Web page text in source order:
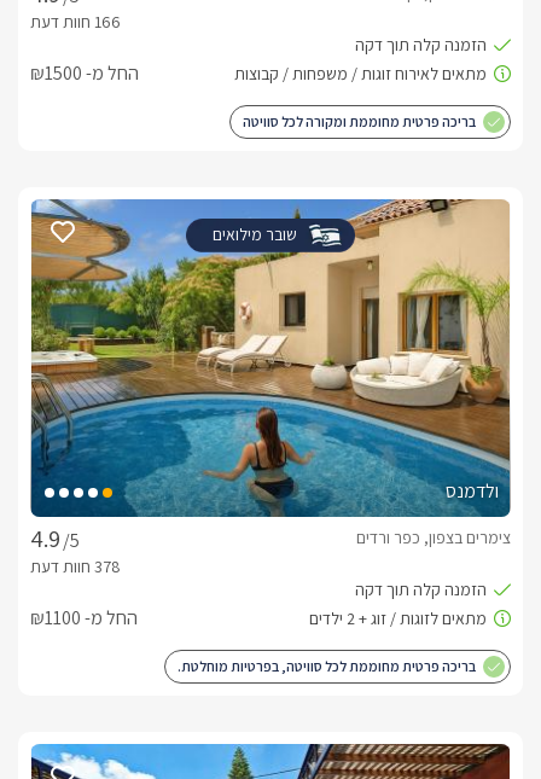
החל מ- ₪1500
בריכה פרטית מחוממת ומקורה לכל סוויטה
שובר מילואים
ולדמנס
/5
צימרים בצפון, כפר ורדים
החל מ- ₪1100
בריכה פרטית מחוממת לכל סוויטה, בפרטיות מוחלטת.